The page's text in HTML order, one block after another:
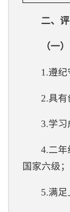
二、
（一）
1.遵纪
2.具
3.学
4.二
国家六级；
5.满